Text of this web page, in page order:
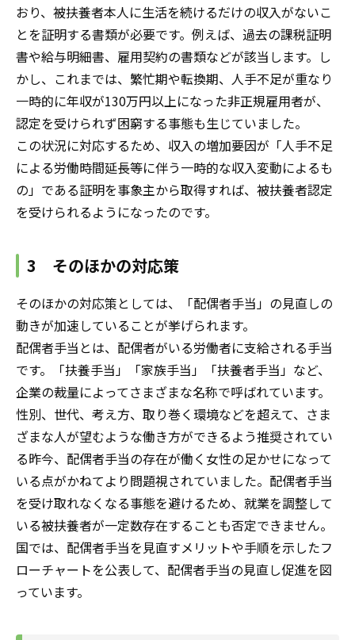
おり、被扶養者本人に生活を続けるだけの収入がないこ
とを証明する書類が必要です。例えば、過去の課税証明
書や給与明細書、雇用契約の書類などが該当します。し
かし、これまでは、繁忙期や転換期、人手不足が重なり
一時的に年収が130万円以上になった非正規雇用者が、
認定を受けられず困窮する事態も生じていました。
この状況に対応するため、収入の増加要因が「人手不足
による労働時間延長等に伴う一時的な収入変動によるも
の」である証明を事象主から取得すれば、被扶養者認定
を受けられるようになったのです。
3 そのほかの対応策
そのほかの対応策としては、「配偶者手当」の見直しの
動きが加速していることが挙げられます。
配偶者手当とは、配偶者がいる労働者に支給される手当
です。「扶養手当」「家族手当」「扶養者手当」など、
企業の裁量によってさまざまな名称で呼ばれています。
性別、世代、考え方、取り巻く環境などを超えて、さま
ざまな人が望むような働き方ができるよう推奨されてい
る昨今、配偶者手当の存在が働く女性の足かせになって
いる点がかねてより問題視されていました。配偶者手当
を受け取れなくなる事態を避けるため、就業を調整して
いる被扶養者が一定数存在することも否定できません。
国では、配偶者手当を見直すメリットや手順を示したフ
ローチャートを公表して、配偶者手当の見直し促進を図
っています。